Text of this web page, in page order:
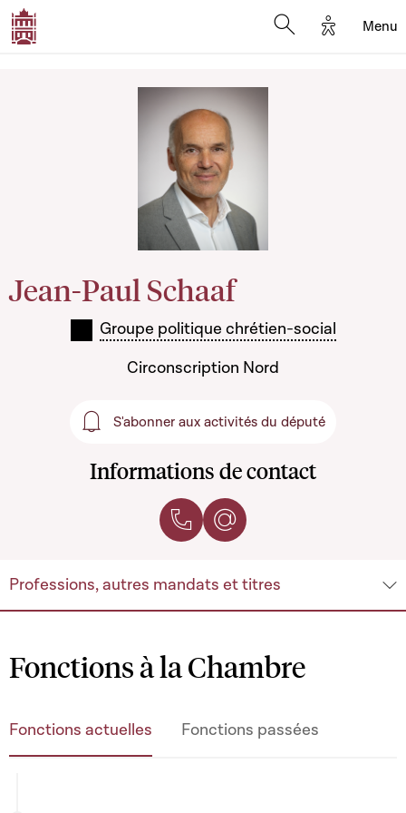
Options
Menu
Jean-Paul Schaaf
Groupe politique chrétien-social
Circonscription Nord
S'abonner aux activités du député
S'abonner aux activités du
Informations de contact
Contacter par téléphone
Contacter par e-mail
Professions, autres mandats et titres
Fonctions à la Chambre
Fonctions actuelles Fonctions passées